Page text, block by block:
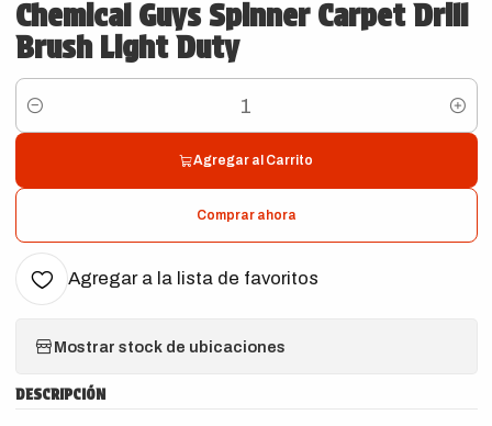
Chemical Guys Spinner Carpet Drill
Brush Light Duty
Cantidad
Agregar al Carrito
Comprar ahora
Agregar a la lista de favoritos
Mostrar stock de ubicaciones
DESCRIPCIÓN